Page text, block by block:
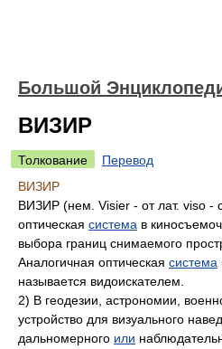
Большой
ВИЗИР
Толкование
Перевод
ВИЗИР
ВИЗИР (нем. Visier - от лат. viso -
оптическая система в
выбора границ снимаемого
Аналогичная оптическая система
называется видоискателем.
2) В геодезии, астрономии,
устройство для визуального
дальномерного или